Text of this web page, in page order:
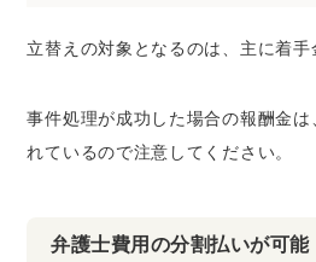
立替えの対象となるのは、主に着手
事件処理が成功した場合の報酬金は
れているので注意してください。
弁護士費用の分割払いが可能